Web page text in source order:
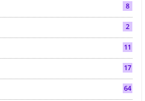
8
2
11
17
64